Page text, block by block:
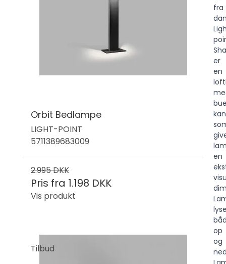
Orbit Bedlampe
LIGHT-POINT
5711389683009
2.995 DKK
Pris fra 1.198 DKK
Vis produkt
Tilbud
fra
er
en
en
op
og